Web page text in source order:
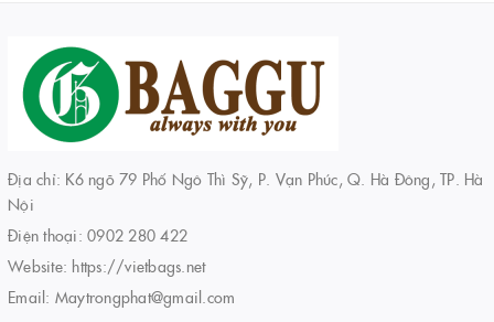
Địa chỉ: K6 ngõ 79 Phố Ngô Thì Sỹ, P. Vạn Phúc, Q. Hà Đông, TP. Hà
Nội
Điện thoại: 0902 280 422
Website: https://vietbags.net
Email: Maytrongphat@gmail.com